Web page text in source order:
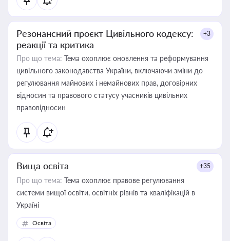
Резонансний проєкт Цивільного кодексу:
реакції та критика
+3
Про що тема: Тема охоплює оновлення та реформування
цивільного законодавства України, включаючи зміни до
регулювання майнових і немайнових прав, договірних
відносин та правового статусу учасників цивільних
правовідносин
Вища освіта +35
Про що тема: Тема охоплює правове регулювання
системи вищої освіти, освітніх рівнів та кваліфікацій в
Україні
Освіта